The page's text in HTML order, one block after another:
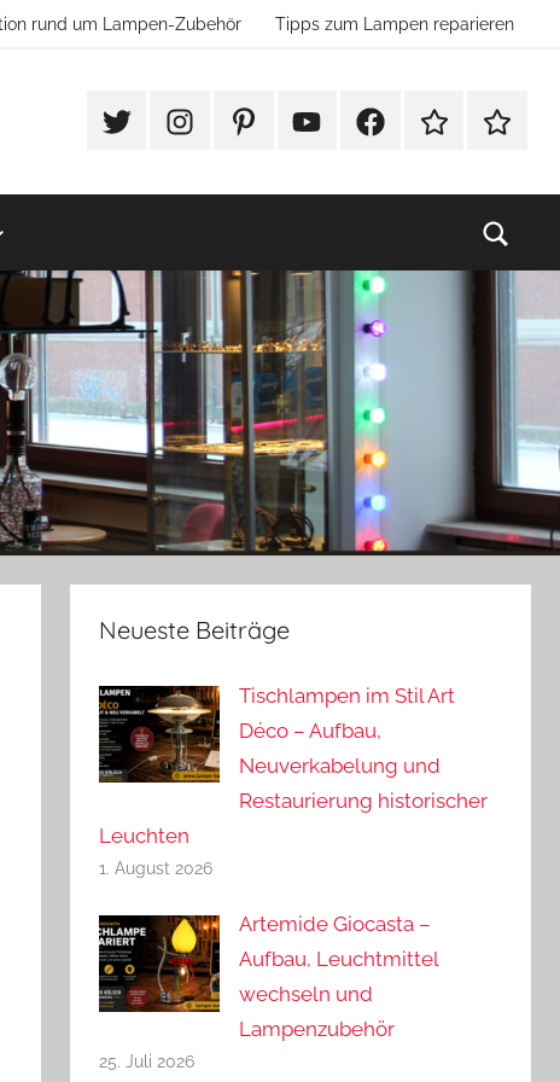
rund um Lampen-Zubehör Tipps zum Lampen reparieren
#TwitterInstagramPinterestYouTubeFacebook
TikTok
Neueste Beiträge
Tischlampen im Stil Art
Déco – Aufbau,
Neuverkabelung und
Restaurierung historischer
Leuchten
1. August 2026
Artemide Giocasta –
Aufbau, Leuchtmittel
wechseln und
Lampenzubehör
25. Juli 2026